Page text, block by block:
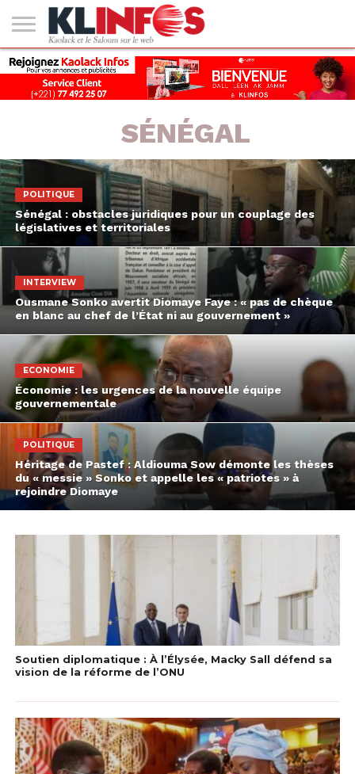
#2
(PAS
DE
TITRE)
KAOLACK
POLITIQUE
ECONOMIE
SOCIÉTÉ
CULTURE
PEOPLE
SPORT
SANTÉ
AFRIQUE
INTERNATIONAL
EMPLOI &
FORMATION
SÉNÉGAL
POLITIQUE
Sénégal : obstacles juridiques pour un couplage des
législatives et territoriales
INTERVIEW
Ousmane Sonko avertit Diomaye Faye : « pas de chèque
en blanc au chef de l’État ni au gouvernement »
ECONOMIE
Économie : les urgences de la nouvelle équipe
gouvernementale
POLITIQUE
Héritage de Pastef : Aldiouma Sow démonte les thèses
du « messie » Sonko et appelle les « patriotes » à
rejoindre Diomaye
Soutien diplomatique : À l’Élysée, Macky Sall défend sa
vision de la réforme de l’ONU